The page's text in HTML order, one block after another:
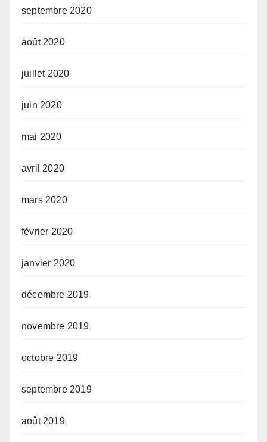
septembre 2020
août 2020
juillet 2020
juin 2020
mai 2020
avril 2020
mars 2020
février 2020
janvier 2020
décembre 2019
novembre 2019
octobre 2019
septembre 2019
août 2019